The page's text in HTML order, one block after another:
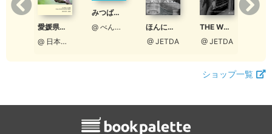
愛媛県鳥類目録 - Checklist of the Birds of Ehime
@ 日本野鳥の会愛媛
みつばちくくちゃん
@ べんちゃんまん
ほんになるねこ
@ JETDA
THE WORLD CARS COLLECTION 募集ガイド
@ JETDA
ショップ一覧